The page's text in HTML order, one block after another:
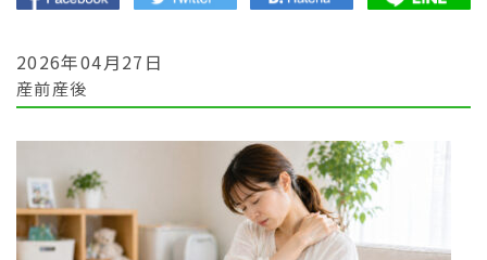
2026年04月27日
産前産後